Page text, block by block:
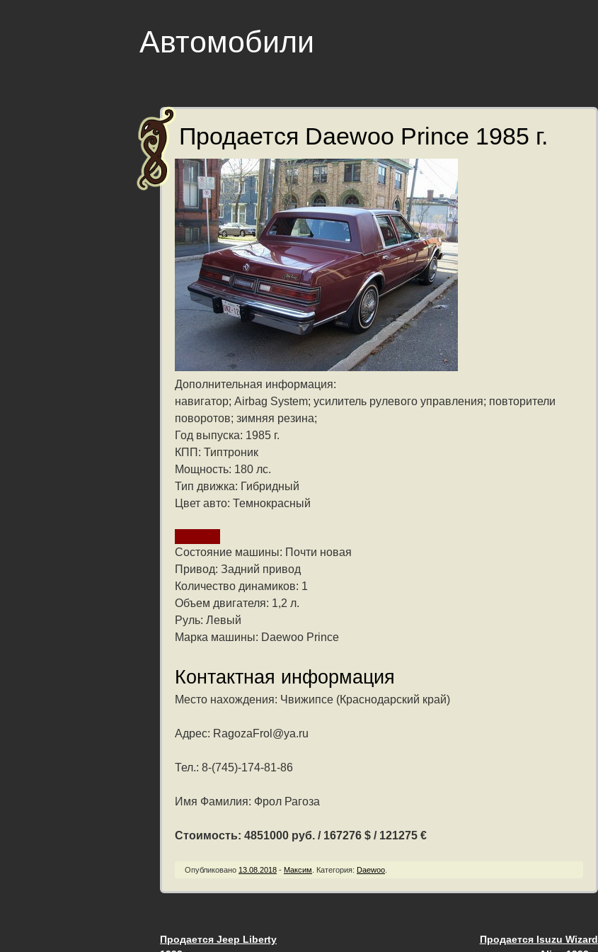
Автомобили
Продается Daewoo Prince 1985 г.
Дополнительная информация:
навигатор; Airbag System; усилитель рулевого управления; повторители
поворотов; зимняя резина;
Год выпуска: 1985 г.
КПП: Типтроник
Мощность: 180 лс.
Тип движка: Гибридный
Цвет авто: Темнокрасный
Состояние машины: Почти новая
Привод: Задний привод
Количество динамиков: 1
Объем двигателя: 1,2 л.
Руль: Левый
Марка машины: Daewoo Prince
Контактная информация
Место нахождения: Чвижипсе (Краснодарский край)
Адрес: RagozaFrol@ya.ru
Тел.: 8-(745)-174-81-86
Имя Фамилия: Фрол Рагоза
Стоимость: 4851000 руб. / 167276 $ / 121275 €
Опубликовано 13.08.2018 - Максим Категория: Daewoo
Продается Jeep Liberty
Продается Isuzu Wizard